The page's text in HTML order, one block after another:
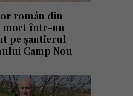
român din
mort într-un
pe șantierul
Camp Nou